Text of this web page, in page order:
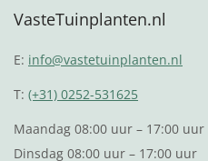
VasteTuinplanten.nl
E: info@vastetuinplanten.nl
T:(+31) 0252-531625
Maandag 08:00 uur – 17:00 uur
Dinsdag 08:00 uur – 17:00 uur